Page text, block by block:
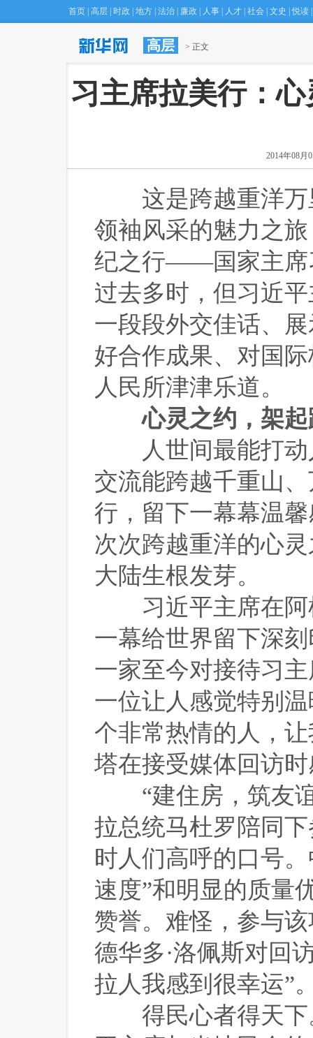
首页 高层 时政 地方 法治 廉政 人事 人才 社会 文史 悦读
高层 > 正文
·北京庙会“空降”台北 市民吃玩乐翻天
习主席拉美行：
2014年08月
这是跨越重洋万
领袖风采的魅力之
纪之行——国家主席
过去多时，但习近
一段段外交佳话、
好合作成果、对国
人民所津津乐道。
心灵之约，架
人世间最能打动
交流能跨越千重山
行，留下一幕幕温
次次跨越重洋的心
大陆生根发芽。
习近平主席在阿
一幕给世界留下深
一家至今对接待习
一位让人感觉特别
个非常热情的人，
塔在接受媒体回访
“建住房，筑友
拉总统马杜罗陪同
时人们高呼的口号
速度”和明显的质量
赞誉。难怪，参与
德华多·洛佩斯对回
拉人我感到很幸运”
得民心者得天下